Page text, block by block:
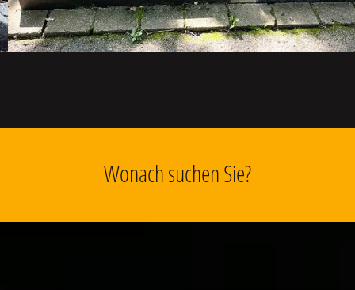
Wonach suchen Sie?